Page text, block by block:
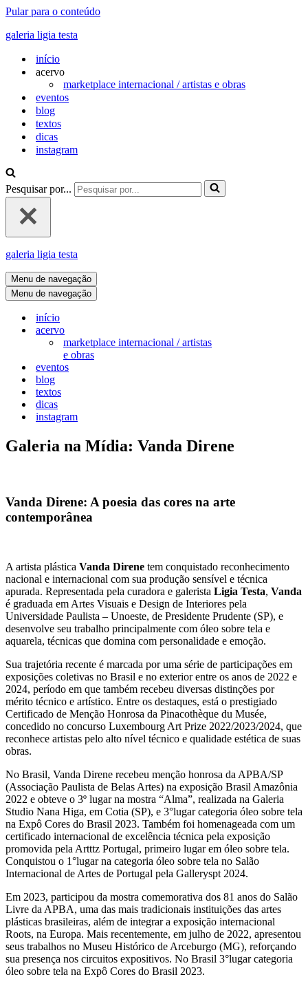
Pular para o conteúdo
galeria ligia testa
início
acervo
marketplace internacional / artistas e obras
eventos
blog
textos
dicas
instagram
Pesquisar por...
galeria ligia testa
Menu de navegação
Menu de navegação
início
acervo
marketplace internacional / artistas
e obras
eventos
blog
textos
dicas
instagram
Galeria na Mídia: Vanda Direne
Vanda Direne: A poesia das cores na arte
contemporânea
A artista plástica Vanda Direne tem conquistado reconhecimento
nacional e internacional com sua produção sensível e técnica
apurada. Representada pela curadora e galerista Ligia Testa, Vanda
é graduada em Artes Visuais e Design de Interiores pela
Universidade Paulista – Unoeste, de Presidente Prudente (SP), e
desenvolve seu trabalho principalmente com óleo sobre tela e
aquarela, técnicas que domina com personalidade e emoção.
Sua trajetória recente é marcada por uma série de participações em
exposições coletivas no Brasil e no exterior entre os anos de 2022 e
2024, período em que também recebeu diversas distinções por
mérito técnico e artístico. Entre os destaques, está o prestigiado
Certificado de Menção Honrosa da Pinacothèque du Musée,
concedido no concurso Luxembourg Art Prize 2022/2023/2024, que
reconhece artistas pelo alto nível técnico e qualidade estética de suas
obras.
No Brasil, Vanda Direne recebeu menção honrosa da APBA/SP
(Associação Paulista de Belas Artes) na exposição Brasil Amazônia
2022 e obteve o 3º lugar na mostra “Alma”, realizada na Galeria
Studio Nana Higa, em Cotia (SP), e 3°lugar categoria óleo sobre tela
na Expô Cores do Brasil 2023. Também foi homenageada com um
certificado internacional de excelência técnica pela exposição
promovida pela Artttz Portugal, primeiro lugar em óleo sobre tela.
Conquistou o 1°lugar na categoria óleo sobre tela no Salão
Internacional de Artes de Portugal pela Galleryspt 2024.
Em 2023, participou da mostra comemorativa dos 81 anos do Salão
Livre da APBA, uma das mais tradicionais instituições das artes
plásticas brasileiras, além de integrar a exposição internacional
Roots, na Europa. Mais recentemente, em julho de 2022, apresentou
seus trabalhos no Museu Histórico de Arceburgo (MG), reforçando
sua presença nos circuitos expositivos. No Brasil 3°lugar categoria
óleo sobre tela na Expô Cores do Brasil 2023.